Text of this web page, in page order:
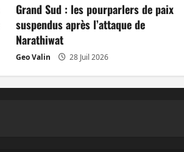
Grand Sud : les pourparlers de paix
suspendus après l’attaque de
Narathiwat
Geo Valin 28 Juil 2026